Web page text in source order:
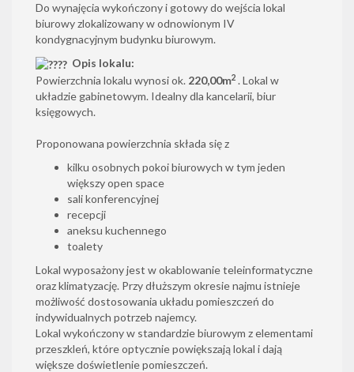
Do wynajęcia wykończony i gotowy do wejścia lokal
biurowy zlokalizowany w odnowionym IV
kondygnacyjnym budynku biurowym.
Opis lokalu:
Powierzchnia lokalu wynosi ok. 220,00m2 . Lokal w
układzie gabinetowym. Idealny dla kancelarii, biur
księgowych.
Proponowana powierzchnia składa się z
kilku osobnych pokoi biurowych w tym jeden
większy open space
sali konferencyjnej
recepcji
aneksu kuchennego
toalety
Lokal wyposażony jest w okablowanie teleinformatyczne
oraz klimatyzację. Przy dłuższym okresie najmu istnieje
możliwość dostosowania układu pomieszczeń do
indywidualnych potrzeb najemcy.
Lokal wykończony w standardzie biurowym z elementami
przeszkleń, które optycznie powiększają lokal i dają
większe doświetlenie pomieszczeń.